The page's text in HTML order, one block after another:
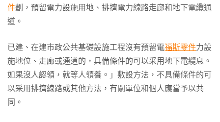
件劃，預留電力設施用地、排擠電力線路走廊和地下電纜通
道。
已建、在建市政公共基礎設施工程沒有預留電福斯零件力設
施地位、走廊或通道的，具備條件的可以采用地下電纜息。
如果沒人認領，就等人領養。」敷設方法，不具備條件的可
以采用排擠線路或其他方法，有關單位和個人應當予以共
同。